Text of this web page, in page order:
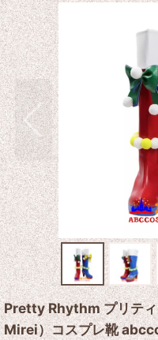
Pretty Rhythm プリテ
Mirei）コスプレ靴